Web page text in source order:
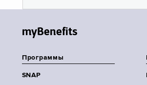
myBenefits
Программы
SNAP